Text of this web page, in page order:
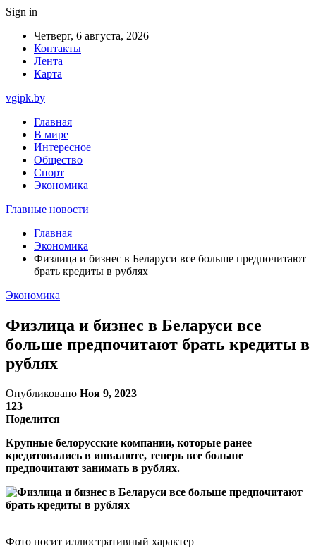
Sign in
Четверг, 6 августа, 2026
Контакты
Лента
Карта
vgipk.by
Главная
В мире
Интересное
Общество
Спорт
Экономика
Главные новости
Главная
Экономика
Физлица и бизнес в Беларуси все больше предпочитают
брать кредиты в рублях
Экономика
Физлица и бизнес в Беларуси все
больше предпочитают брать кредиты в
рублях
Опубликовано Ноя 9, 2023
123
Поделится
Крупные белорусские компании, которые ранее
кредитовались в инвалюте, теперь все больше
предпочитают занимать в рублях.
Фото носит иллюстративный характер